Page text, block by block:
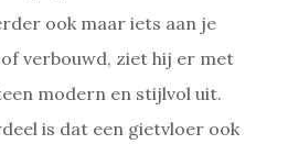
ook maar iets aan je
verbouwd, ziet hij er met
modern en stijlvol uit.
is dat een gietvloer ook